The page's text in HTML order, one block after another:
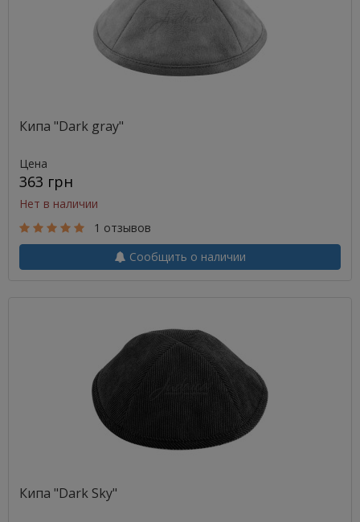
Кипа "Dark gray"
Цена
363 грн
Нет в наличии
1 отзывов
Сообщить о наличии
Кипа "Dark Sky"